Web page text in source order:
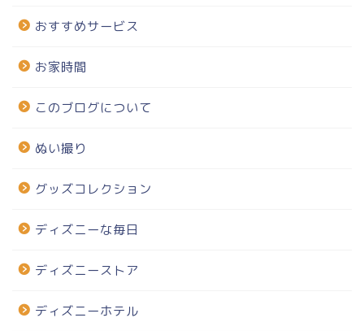
おすすめサービス
お家時間
このブログについて
ぬい撮り
グッズコレクション
ディズニーな毎日
ディズニーストア
ディズニーホテル